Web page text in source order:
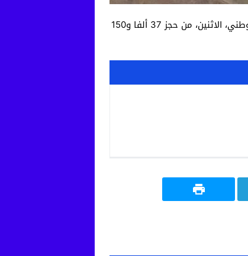
تمكنت عناصر الشرطة بولاية أمن مراكش، على ضوء معطيات دقيقة وفرتها مصالح المديرية العامة لمراقبة التراب الوطني، الاثنين، من حجز 37 ألفا و150